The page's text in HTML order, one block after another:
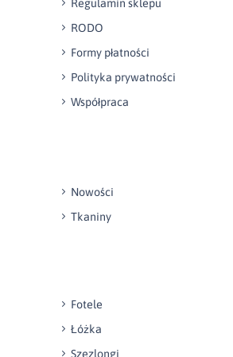
Regulamin sklepu
RODO
Formy płatności
Polityka prywatności
Współpraca
Nowości
Tkaniny
Fotele
Łóżka
Szezlongi